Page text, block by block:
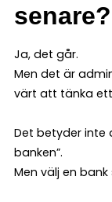
senare?
Ja, det går.
Men det är
värt att tänka
Det betyder inte
banken”.
Men välj en bank